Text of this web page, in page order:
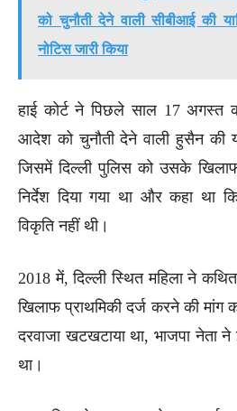
को चुनौती देने वाली सीबीआई की
नोटिस जारी किया
हाई कोर्ट ने पिछले साल 17
आदेश को चुनौती देने वाली हुसैन की
जिसमें दिल्ली पुलिस को उसके
निर्देश दिया गया था और कहा
विकृति नहीं थी।
2018 में, दिल्ली स्थित महिला ने
खिलाफ प्राथमिकी दर्ज करने की मांग
दरवाजा खटखटाया था, भाजपा नेता
था।